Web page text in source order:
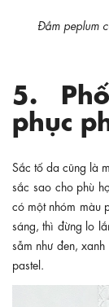
Đầm peplum
5.
phục
Sắc tố da cũng là
sắc sao cho phù
có một nhóm màu
sáng, thì đừng lo
sẫm như đen,
pastel.